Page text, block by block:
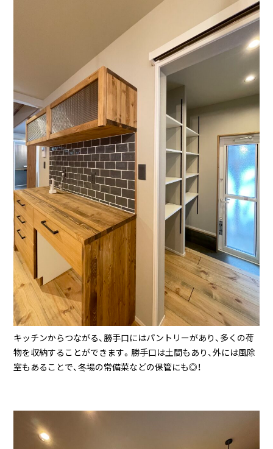
キッチンからつながる、勝手口にはパントリーがあり、多くの荷
物を収納することができます。勝手口は土間もあり、外には風除
室もあることで、冬場の常備菜などの保管にも◎！